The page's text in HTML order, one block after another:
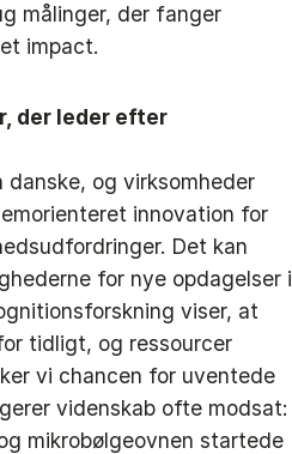
målinger, der fanger
impact.
der leder efter
danske, og virksomheder
innovation for
Det kan
for nye opdagelser i
viser, at
tidligt, og ressourcer
vi chancen for uventede
videnskab ofte modsat:
mikrobølgeovnen startede